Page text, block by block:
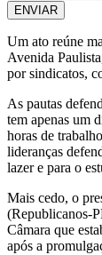
ENVIAR
Um ato reúne
Avenida
por sindicatos,
As pautas
tem apenas um
horas de
lideranças
lazer e para o
Mais cedo, o
(Republicanos-
Câmara que
após a